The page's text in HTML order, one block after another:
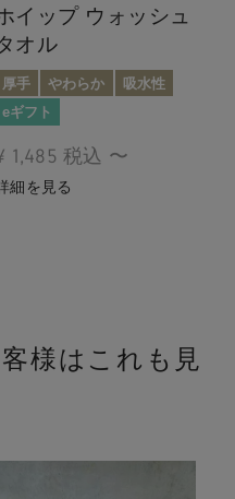
イップ ウォッシュ
オル
厚手 やわらか
吸水性
eギフト
1,485 税込 〜
細を見る
様はこれも見